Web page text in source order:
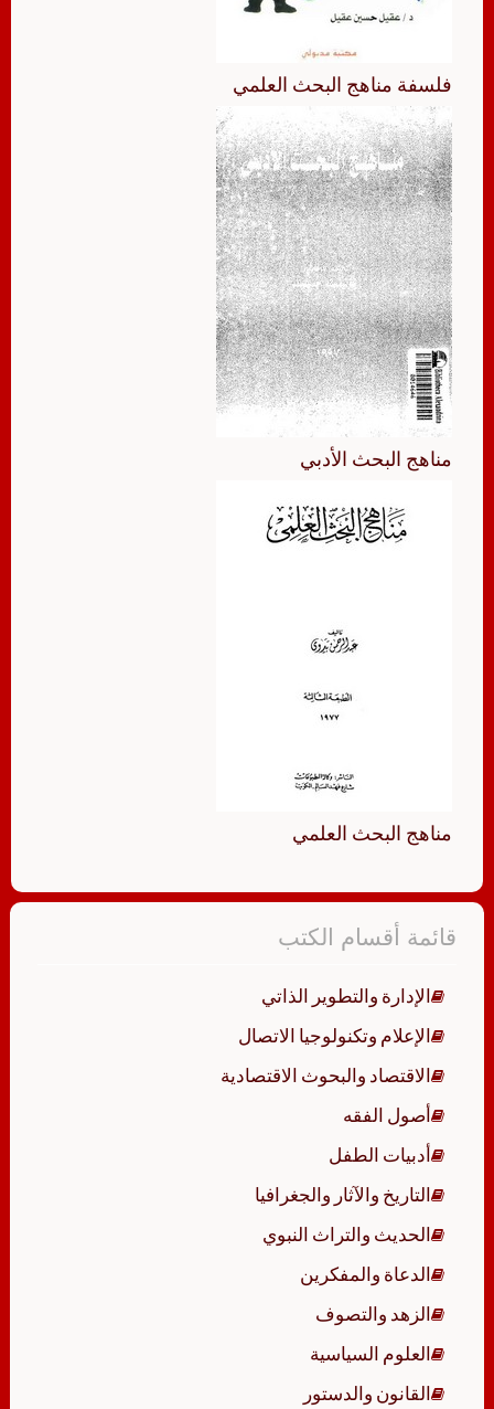
فلسفة مناهج البحث العلمي
مناهج البحث الأدبي
مناهج البحث العلمي
قائمة أقسام الكتب
الإدارة والتطوير الذاتي
الإعلام وتكنولوجيا الاتصال
الاقتصاد والبحوث الاقتصادية
أصول الفقه
أدبيات الطفل
التاريخ والآثار والجغرافيا
الحديث والتراث النبوي
الدعاة والمفكرين
الزهد والتصوف
العلوم السياسية
القانون والدستور